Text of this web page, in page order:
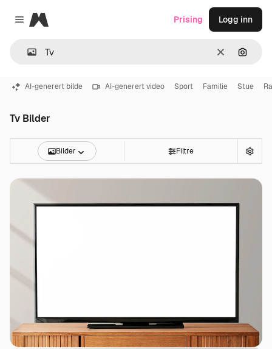
Close menu
Magnific
Slett Søk
Prising Logg inn
AI-generert bilde AI-generert video Sport Familie Stue
Tv Bilder
Bilder Filtre